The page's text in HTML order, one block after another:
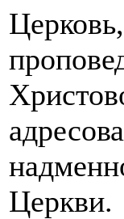
Церкви.